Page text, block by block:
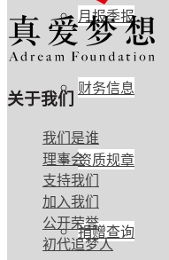
月报季报
财务信息
资质规章
捐赠查询
关于我们
我们是谁
理事会
支持我们
加入我们
公开荣誉
初代追梦人